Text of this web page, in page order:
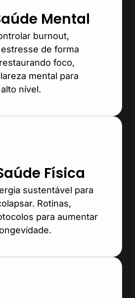
Mental
burnout,
de forma
foco,
mental para
nível.
Física
sustentável para
Rotinas,
para aumentar